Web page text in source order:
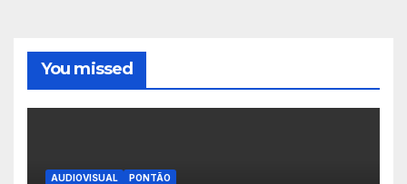
You missed
AUDIOVISUAL PONTÃO